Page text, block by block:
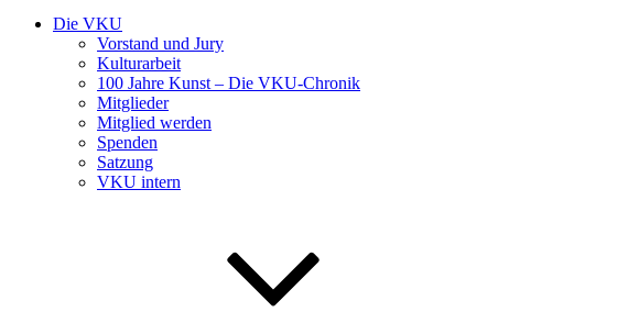
Die VKU
Vorstand und Jury
Kulturarbeit
100 Jahre Kunst – Die VKU-Chronik
Mitglieder
Mitglied werden
Spenden
Satzung
VKU intern